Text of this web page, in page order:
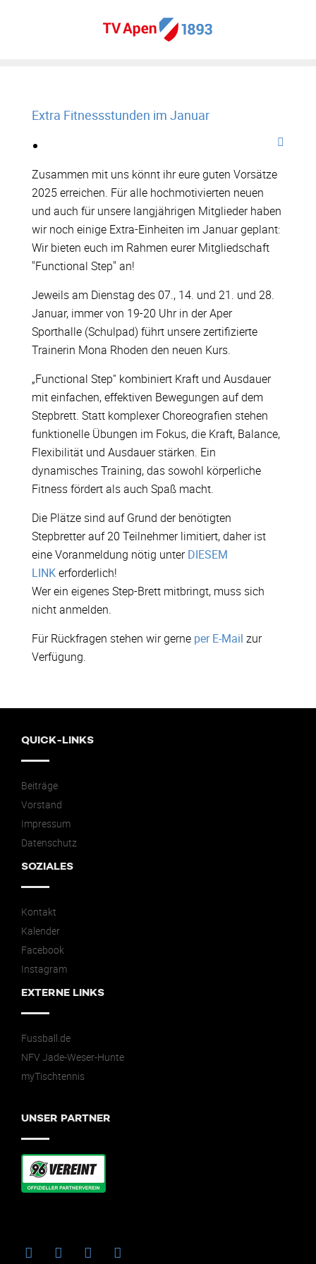
Extra Fitnessstunden im Januar
Zusammen mit uns könnt ihr eure guten Vorsätze
2025 erreichen. Für alle hochmotivierten neuen
und auch für unsere langjährigen Mitglieder haben
wir noch einige Extra-Einheiten im Januar geplant:
Wir bieten euch im Rahmen eurer Mitgliedschaft
"Functional Step" an!
Jeweils am Dienstag des 07., 14. und 21. und 28.
Januar, immer von 19-20 Uhr in der Aper
Sporthalle (Schulpad) führt unsere zertifizierte
Trainerin Mona Rhoden den neuen Kurs.
„Functional Step“ kombiniert Kraft und Ausdauer
mit einfachen, effektiven Bewegungen auf dem
Stepbrett. Statt komplexer Choreografien stehen
funktionelle Übungen im Fokus, die Kraft, Balance,
Flexibilität und Ausdauer stärken. Ein
dynamisches Training, das sowohl körperliche
Fitness fördert als auch Spaß macht.
Die Plätze sind auf Grund der benötigten
Stepbretter auf 20 Teilnehmer limitiert, daher ist
eine Voranmeldung nötig unterDIESEM
LINKerforderlich!
Wer ein eigenes Step-Brett mitbringt, muss sich
nicht anmelden.
Für Rückfragen stehen wir gerne per E-Mail zur
Verfügung.
QUICK-LINKS
Beiträge
Vorstand
Impressum
Datenschutz
SOZIALES
Kontakt
Kalender
Facebook
Instagram
EXTERNE LINKS
Fussball.de
NFV Jade-Weser-Hunte
myTischtennis
UNSER PARTNER